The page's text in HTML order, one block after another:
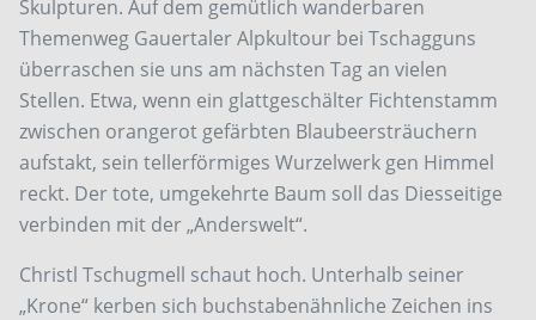
Skulpturen. Auf dem gemütlich wanderbaren
Themenweg Gauertaler Alpkultour bei Tschagguns
überraschen sie uns am nächsten Tag an vielen
Stellen. Etwa, wenn ein glattgeschälter Fichtenstamm
zwischen orangerot gefärbten Blaubeersträuchern
aufstakt, sein tellerförmiges Wurzelwerk gen Himmel
reckt. Der tote, umgekehrte Baum soll das Diesseitige
verbinden mit der „Anderswelt“.
Christl Tschugmell schaut hoch. Unterhalb seiner
„Krone“ kerben sich buchstabenähnliche Zeichen ins